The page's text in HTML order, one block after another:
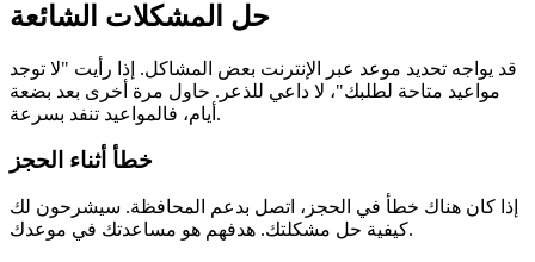
حل المشكلات الشائعة
قد يواجه تحديد موعد عبر الإنترنت بعض المشاكل. إذا رأيت "لا توجد
مواعيد متاحة لطلبك"، لا داعي للذعر. حاول مرة أخرى بعد بضعة
أيام، فالمواعيد تنفد بسرعة.
خطأ أثناء الحجز
إذا كان هناك خطأ في الحجز، اتصل بدعم المحافظة. سيشرحون لك
كيفية حل مشكلتك. هدفهم هو مساعدتك في موعدك.